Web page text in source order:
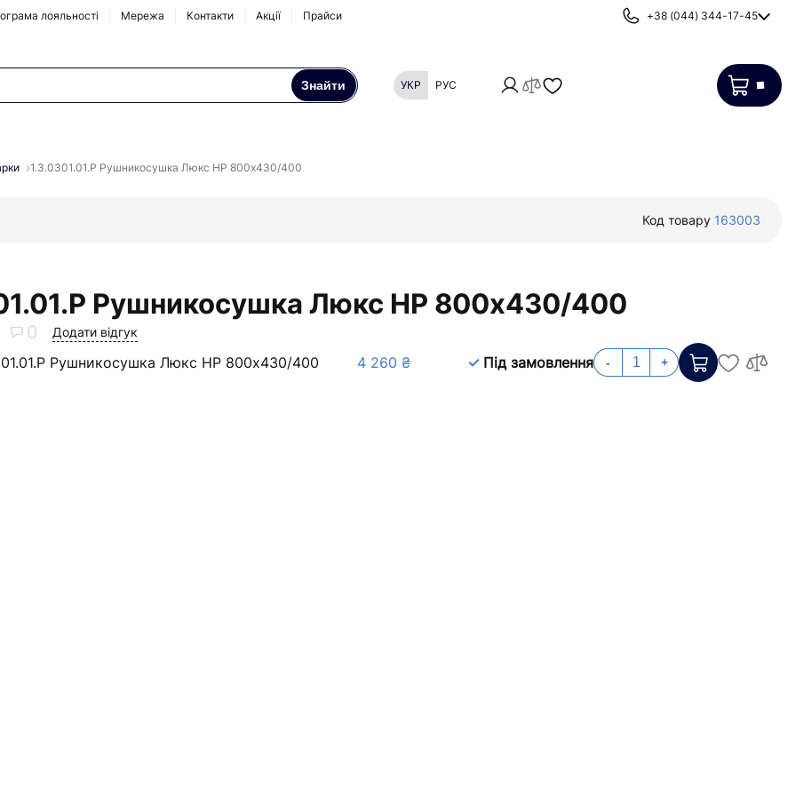
лояльності Мережа Контакти Акції Прайси +38 (044) 344-17-45
Знайти УКР РУС
1.3.0301.01.P Рушникосушка Люкс НР 800х430/400
Код товару 163003
Рушникосушка Люкс НР 800х430/400
0 Додати відгук
Рушникосушка Люкс НР 800х430/400 4 260 ₴ Під замовлення - +